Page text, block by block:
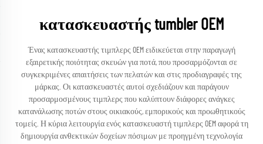
κατασκευαστής tumbler OEM
Ένας κατασκευαστής τιμπλερς OEM ειδικεύεται στην παραγωγή
εξαιρετικής ποιότητας σκευών για ποτά, που προσαρμόζονται σε
συγκεκριμένες απαιτήσεις των πελατών και στις προδιαγραφές της
μάρκας. Οι κατασκευαστές αυτοί σχεδιάζουν και παράγουν
προσαρμοσμένους τιμπλερς που καλύπτουν διάφορες ανάγκες
κατανάλωσης ποτών στους οικιακούς, εμπορικούς και προωθητικούς
τομείς. Η κύρια λειτουργία ενός κατασκευαστή τιμπλερς OEM αφορά τη
δημιουργία ανθεκτικών δοχείων πόσιμων με προηγμένη τεχνολογία